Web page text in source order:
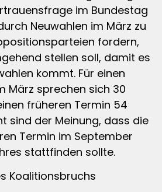
im Bundestag
Neuwahlen im März zu
fordern,
stellen soll, damit es
kommt. Für einen
März sprechen sich 30
früheren Termin 54
sind der Meinung, dass die
Termin im September
stattfinden sollte.
Koalitionsbruchs